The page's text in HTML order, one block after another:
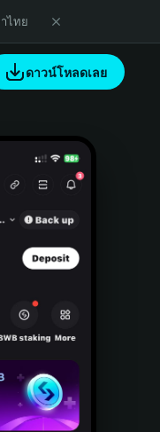
ไทย
ดาวน์โหลดเลย